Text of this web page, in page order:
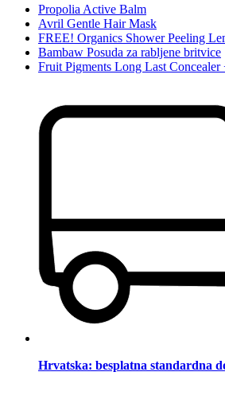
Propolia Active Balm
Avril Gentle Hair Mask
FREE! Organics Shower Peeling
Bambaw Posuda za rabljene britvice
Fruit Pigments Long Last Concealer
Hrvatska: besplatna standardna